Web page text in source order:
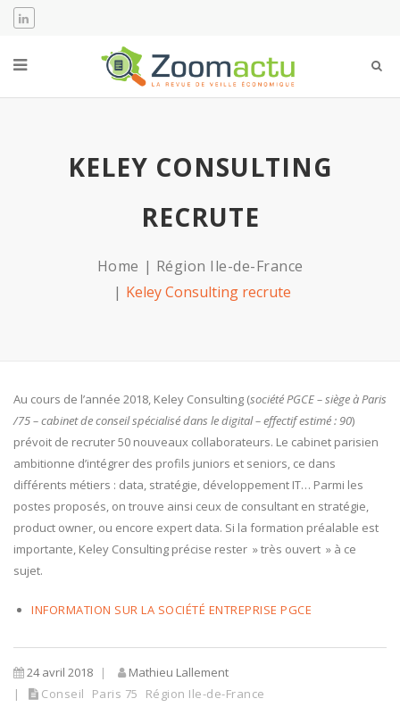
KELEY CONSULTING
RECRUTE
Home
Région Ile-de-France
Keley Consulting recrute
Au cours de l’année 2018, Keley Consulting (société PGCE –siège à Paris
/75 – cabinet de conseil spécialisé dans le digital – effectif estimé : 90)
prévoit de recruter 50 nouveaux collaborateurs. Le cabinet parisien
ambitionne d’intégrer des profils juniors et seniors, ce dans
différents métiers : data, stratégie, développement IT… Parmi les
postes proposés, on trouve ainsi ceux de consultant en stratégie,
product owner, ou encore expert data. Si la formation préalable est
importante, Keley Consulting précise rester » très ouvert » à ce
sujet.
INFORMATION SUR LA SOCIÉTÉ ENTREPRISE PGCE
24 avril 2018
Mathieu Lallement
Conseil
Paris 75 Région Ile-de-France